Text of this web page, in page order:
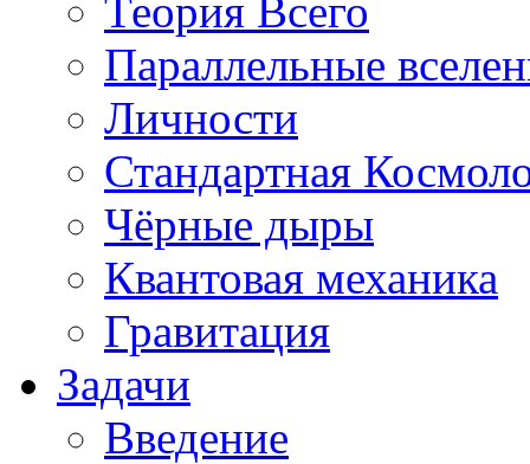
Теория Всего
Параллельные
Личности
Стандартная
Чёрные дыры
Квантовая механика
Гравитация
Задачи
Введение